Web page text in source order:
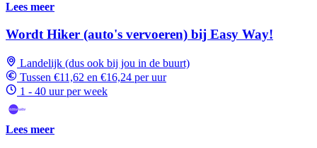
Lees meer
Wordt Hiker (auto's vervoeren) bij Easy Way!
Landelijk (dus ook bij jou in de buurt)
Tussen €11,62 en €16,24 per uur
1 - 40 uur per week
Lees meer